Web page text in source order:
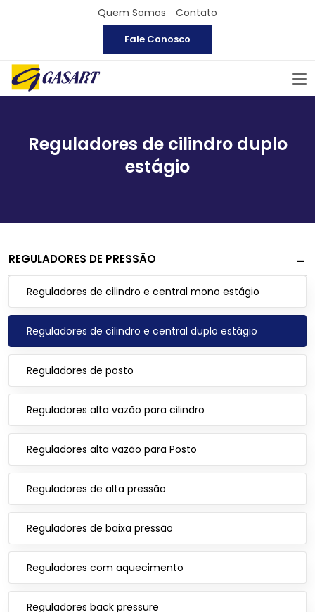
Quem Somos Contato
Fale Conosco
Reguladores de cilindro duplo
estágio
REGULADORES DE PRESSÃO
Reguladores de cilindro e central mono estágio
Reguladores de cilindro e central duplo estágio
Reguladores de posto
Reguladores alta vazão para cilindro
Reguladores alta vazão para Posto
Reguladores de alta pressão
Reguladores de baixa pressão
Reguladores com aquecimento
Reguladores back pressure